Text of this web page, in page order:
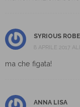
SYRIOUS
8 APRILE 2017
ma che figata!
ANNA LISA